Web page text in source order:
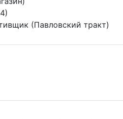
(Павловский тракт)